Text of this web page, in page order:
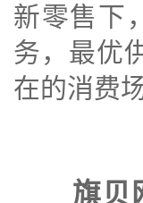
新零售下
务，最优
在的消费
旗贝网